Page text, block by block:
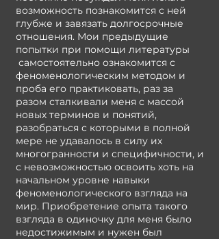
возможность познакомится с ней
глубже и завязать долгосрочные
отношения. Мои предыдущие
попытки при помощи литературы
самостоятельно ознакомится с
феноменологическим методом и
проба его практиковать, раз за
разом сталкивали меня с массой
новых терминов и понятий,
разобраться с которыми в полной
мере не удавалось в силу их
многогранности и специфичности, и
с невозможностью освоить хоть на
начальном уровне навыки
феноменологического взгляда на
мир. Приобретение опыта такого
взгляда в одиночку для меня было
недостижимым и нужен был